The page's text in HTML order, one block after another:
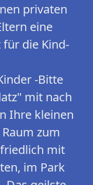
privaten
eine
die Kind-
-Bitte
mit nach
Ihre kleinen
zum
friedlich mit
im Park